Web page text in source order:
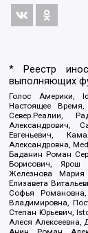
* Реестр
выполняющих
Голос Америки,
Настоящее Время,
Север.Реалии,
Александрович,
Евгеньевич,
Александровна,
Баданин Роман
Борисович, Ярош
Железнова Мария
Елизавета
Софья
Владимировна,
Степан Юрьевич,
Алеся Алексеевна,